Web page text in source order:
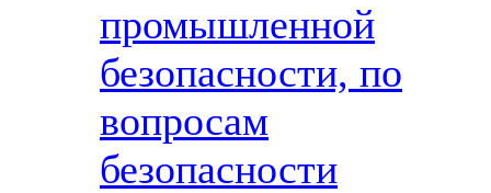
промышленной
безопасности, по
вопросам
безопасности